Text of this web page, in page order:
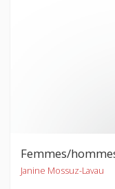
Femmes/
Janine Mossuz-Lavau